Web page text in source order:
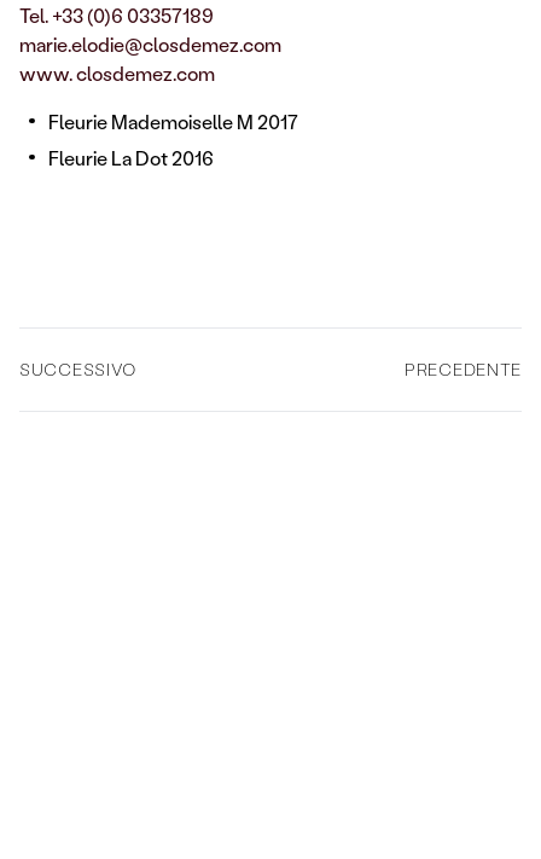
Tel. +33 (0)6 03357189
marie.elodie@closdemez.com
www. closdemez.com
Fleurie Mademoiselle M 2017
Fleurie La Dot 2016
SUCCESSIVO PRECEDENTE